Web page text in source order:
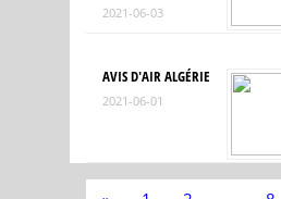
2021-06-03
AVIS D'AIR ALGÉRIE
2021-06-01